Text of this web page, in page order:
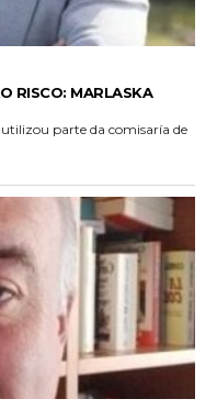
RISCO: MARLASKA
parte da comisaría de